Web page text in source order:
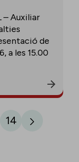
– Auxiliar
de
a les 15.00
14